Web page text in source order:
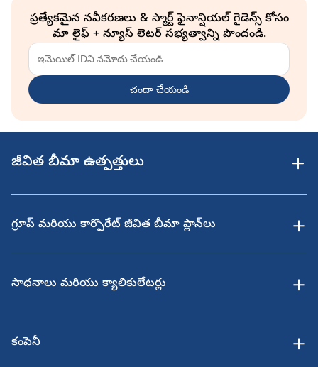
ప్రత్యేకమైన నవీకరణలు & స్మార్ట్ ఫైనాన్షియల్ గైడెన్స్ కోసం
మా లైఫ్ + న్యూస్ లెటర్ సభ్యత్వాన్ని పొందండి.
చందా చేయండి
జీవిత బీమా ఉత్పత్తులు
గ్రూప్ మరియు కార్పొరేట్ జీవిత బీమా ప్లాన్‌లు
సాధనాలు మరియు క్యాలికులేటర్లు
కంపెనీ